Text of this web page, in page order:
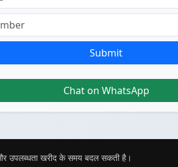
Submit
Chat on WhatsApp
उपलब्धता खरीद के समय बदल सकती है।